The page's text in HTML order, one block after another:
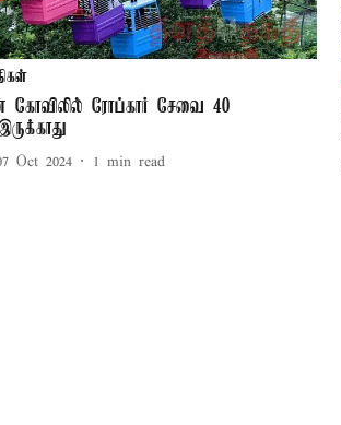
கோவிலில் ரோப்கார் சேவை 40
Oct 2024 1 min read